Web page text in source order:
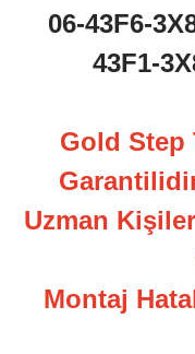
06-43F6-
43F1-
Gold Step
Uzman Kişiler
Montaj